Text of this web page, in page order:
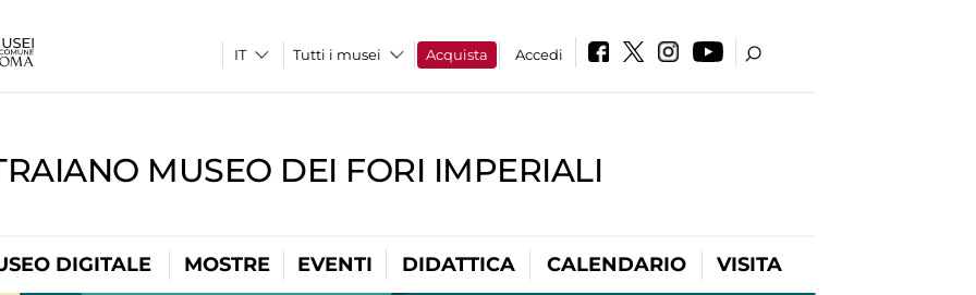
Tutti i musei Acquista Accedi
MUSEO DEI FORI IMPERIALI
DIGITALE MOSTRE EVENTI DIDATTICA CALENDARIO VISITA